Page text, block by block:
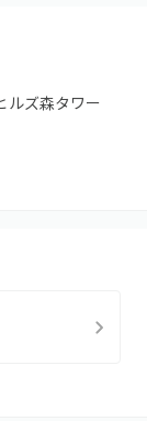
ルズ森タワー